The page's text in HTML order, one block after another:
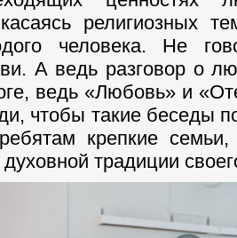
религиозных
человека. Не
А ведь разговор о
ведь «Любовь» и
чтобы такие беседы
крепкие
традиции